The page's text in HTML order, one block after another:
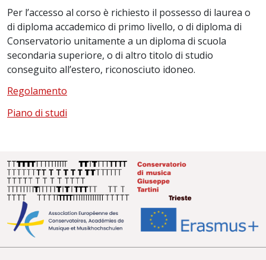
Per l’accesso al corso è richiesto il possesso di laurea o
di diploma accademico di primo livello, o di diploma di
Conservatorio unitamente a un diploma di scuola
secondaria superiore, o di altro titolo di studio
conseguito all’estero, riconosciuto idoneo.
Regolamento
Piano di studi